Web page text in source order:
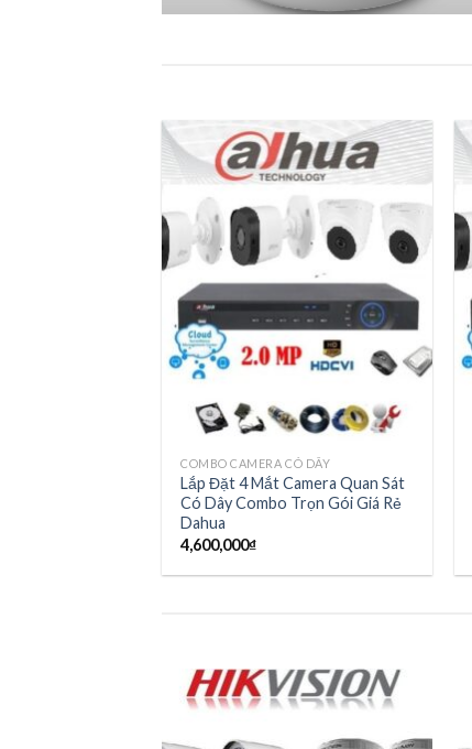
COMBO CAMERA CÓ DÂY
Lắp Đặt 4 Mắt Camera Quan Sát
Có Dây Combo Trọn Gói Giá Rẻ
Dahua
4,600,000₫